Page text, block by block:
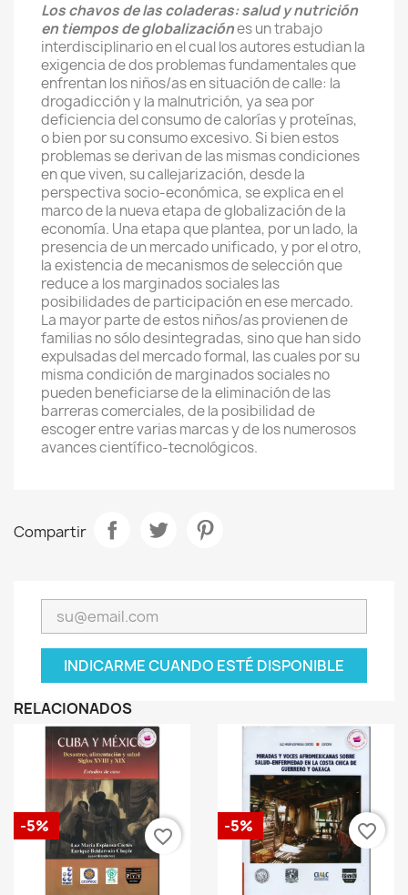
Los chavos de las coladeras: salud y nutrición
en tiempos de globalizaciónes un trabajo
interdisciplinario en el cual los autores estudian la
exigencia de dos problemas fundamentales que
enfrentan los niños/as en situación de calle: la
drogadicción y la malnutrición, ya sea por
deficiencia del consumo de calorías y proteínas,
o bien por su consumo excesivo. Si bien estos
problemas se derivan de las mismas condiciones
en que viven, su callejarización, desde la
perspectiva socio-económica, se explica en el
marco de la nueva etapa de globalización de la
economía. Una etapa que plantea, por un lado, la
presencia de un mercado unificado, y por el otro,
la existencia de mecanismos de selección que
reduce a los marginados sociales las
posibilidades de participación en ese mercado.
La mayor parte de estos niños/as provienen de
familias no sólo desintegradas, sino que han sido
expulsadas del mercado formal, las cuales por su
misma condición de marginados sociales no
pueden beneficiarse de la eliminación de las
barreras comerciales, de la posibilidad de
escoger entre varias marcas y de los numerosos
avances científico-tecnológicos.
Compartir
INDICARME CUANDO ESTÉ DISPONIBLE
RELACIONADOS
-5%
favorite_border
-5% favorite_border